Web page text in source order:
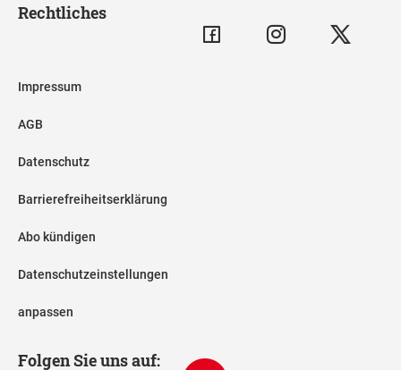
Rechtliches
Impressum
AGB
Datenschutz
Barrierefreiheitserklärung
Abo kündigen
Datenschutzeinstellungen
anpassen
Folgen Sie uns auf: